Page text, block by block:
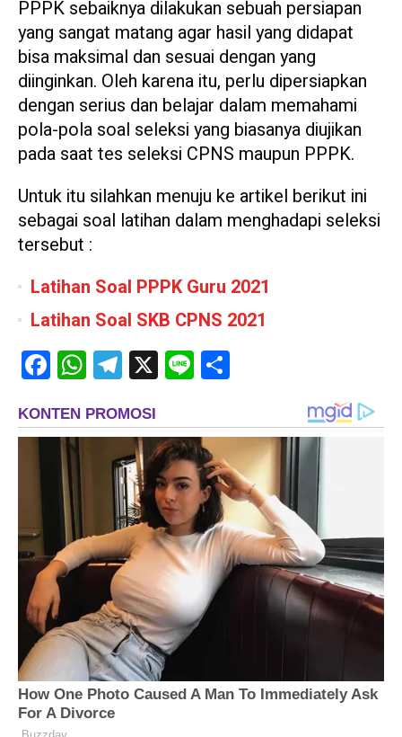
PPPK sebaiknya dilakukan sebuah persiapan
yang sangat matang agar hasil yang didapat
bisa maksimal dan sesuai dengan yang
diinginkan. Oleh karena itu, perlu dipersiapkan
dengan serius dan belajar dalam memahami
pola-pola soal seleksi yang biasanya diujikan
pada saat tes seleksi CPNS maupun PPPK.
Untuk itu silahkan menuju ke artikel berikut ini
sebagai soal latihan dalam menghadapi seleksi
tersebut :
Latihan Soal PPPK Guru 2021
Latihan Soal SKB CPNS 2021
FacebookWhatsAppTelegram
X Line